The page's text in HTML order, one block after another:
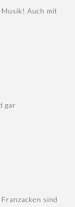
Auch mit
gar
sind